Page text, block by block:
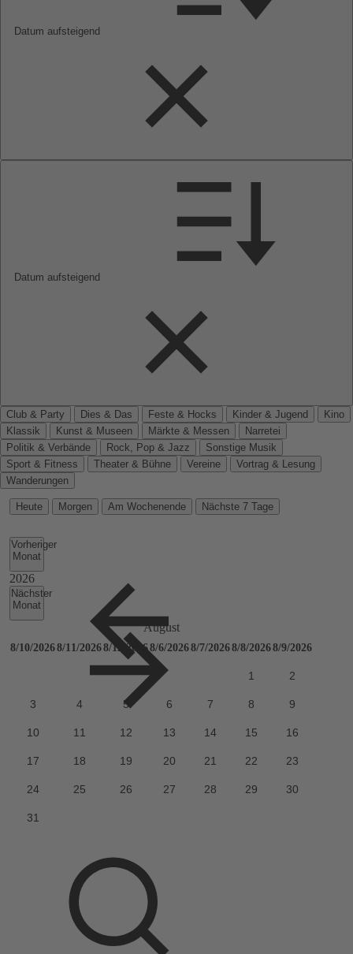
Datum aufsteigend
Datum aufsteigend
Club & Party Dies & Das Feste & Hocks Kinder & Jugend
Kino
Klassik
Kunst & Museen Märkte & Messen
Narretei
Politik & Verbände
Rock, Pop & Jazz
Sonstige Musik
Sport & Fitness
Theater & Bühne Vereine
Vortrag & Lesung
Wanderungen
Heute Morgen Am Wochenende Nächste 7 Tage
Vorheriger
Monat
Nächster
Monat